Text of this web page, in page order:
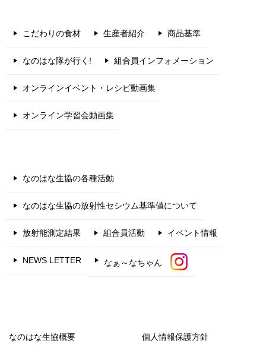
こだわりの食材 生産者紹介 商品基準
なのはな隊が行く! 組合員インフォメーション
オンラインイベント・レシピ動画集
オンライン学習会動画集
なのはな生協の各種活動
なのはな生協の放射性セシウム基準値について
放射能測定結果 組合員活動 イベント情報
NEWS LETTER なぁ～なちゃん
なのはな生協概要 個人情報保護方針